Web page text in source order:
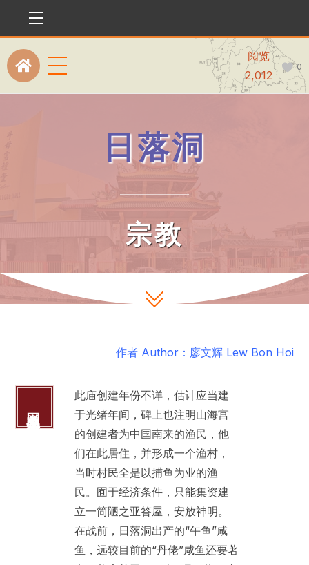
Menu
Icon
label
Menu
阅览
2,012
0
日落洞
宗教
作者 Author：廖文辉 Lew Bon Hoi
此庙创建年份不详，估计应当建
于光绪年间，碑上也注明山海宫
的创建者为中国南来的渔民，他
们在此居住，并形成一个渔村，
当时村民全是以捕鱼为业的渔
民。囿于经济条件，只能集资建
立一简陋之亚答屋，安放神明。
在战前，日落洞出产的“午鱼”咸
鱼，远较目前的“丹佬”咸鱼还要著